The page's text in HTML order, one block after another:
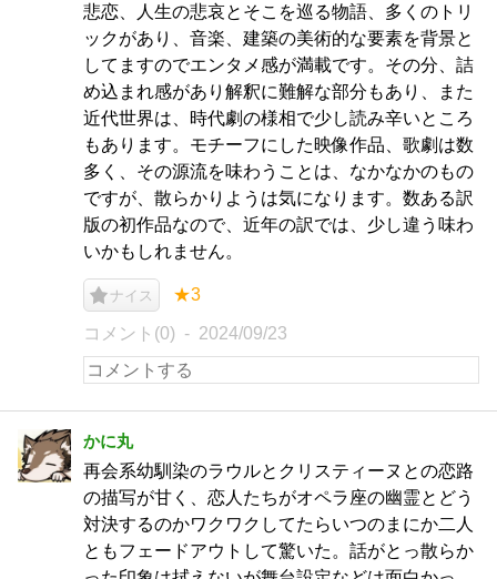
悲恋、人生の悲哀とそこを巡る物語、多くのトリ
ックがあり、音楽、建築の美術的な要素を背景と
してますのでエンタメ感が満載です。その分、詰
め込まれ感があり解釈に難解な部分もあり、また
近代世界は、時代劇の様相で少し読み辛いところ
もあります。モチーフにした映像作品、歌劇は数
多く、その源流を味わうことは、なかなかのもの
ですが、散らかりようは気になります。数ある訳
版の初作品なので、近年の訳では、少し違う味わ
いかもしれません。
ナイス ★3
コメント(0) 2024/09/23
かに丸
再会系幼馴染のラウルとクリスティーヌとの恋路
の描写が甘く、恋人たちがオペラ座の幽霊とどう
対決するのかワクワクしてたらいつのまにか二人
ともフェードアウトして驚いた。話がとっ散らか